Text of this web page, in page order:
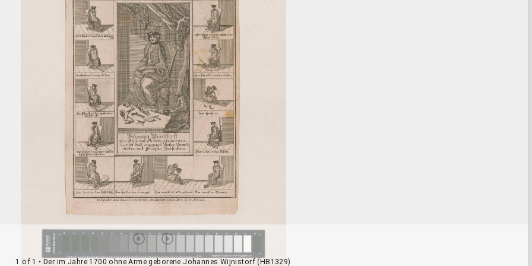
1 of 1 • Der im Jahre 1700 ohne Arme geborene Johannes Wijnistorf (HB1329)